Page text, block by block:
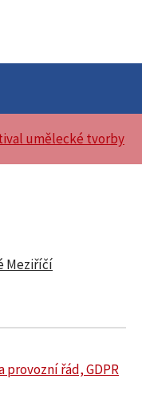
provozní řád, GDPR